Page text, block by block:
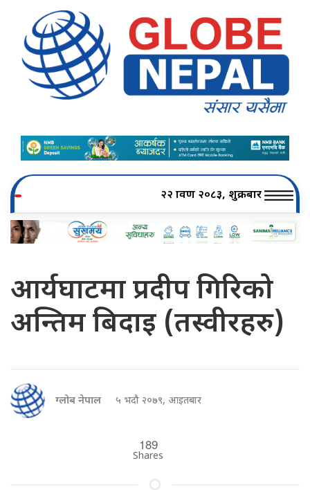
२२ श्रावण २०८३, शुक्रबार
आर्यघाटमा प्रदीप गिरिको
अन्तिम बिदाइ (तस्वीरहरु)
ग्लोब नेपाल ५ भदौ २०७९, आइतबार
189
Shares